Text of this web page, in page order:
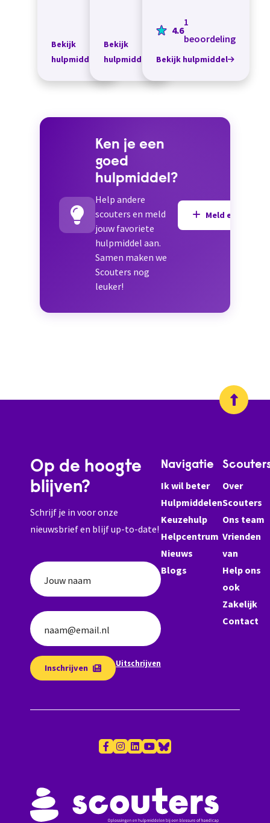
soort l...
Bekijk
hulpmiddel
op functie
waardoor je
kracht hoeft
Bekijk
hulpmiddel
kunnen kijken bij sta-
o... 4.6
1
beoordeling
Bekijk hulpmiddel
Ken je een
goed
hulpmiddel?
Help andere
scouters en meld
jouw favoriete
hulpmiddel aan.
Samen maken we
Scouters nog
leuker!
Meld een
Op de hoogte
blijven?
Schrijf je in voor onze
nieuwsbrief en blijf up-to-date!
Jouw naam
naam@email.nl
Inschrijven Uitschrijven
Navigatie
Ik wil beter
Hulpmiddelen
Keuzehulp
Helpcentrum
Nieuws
Blogs
Over
Scouters
Ons team
Vrienden
van
Help ons
ook
Zakelijk
Contact